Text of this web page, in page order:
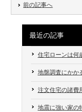
前の記事へ
最近の記事
住宅ローンは何
地盤調査にかか
注文住宅の諸費
地震に強い家の